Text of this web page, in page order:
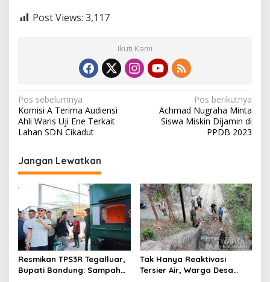
Post Views: 3,117
Ikuti Kami
N
a
v
i
g
a
s
i
p
o
s
Pos sebelumnya
Komisi A Terima Audiensi
Ahli Waris Uji Ene Terkait
Lahan SDN Cikadut
Pos berikutnya
Achmad Nugraha Minta
Siswa Miskin Dijamin di
PPDB 2023
Jangan Lewatkan
Resmikan TPS3R Tegalluar,
Bupati Bandung: Sampah
Tak Hanya Reaktivasi
Tersier Air, Warga Desa